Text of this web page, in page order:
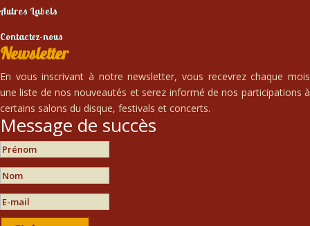
Autres Labels
Contactez-nous
Newsletter
En vous inscrivant à notre newsletter, vous recevrez chaque mois
une liste de nos nouveautés et serez informé de nos participations à
certains salons du disque, festivals et concerts.
Message de succès